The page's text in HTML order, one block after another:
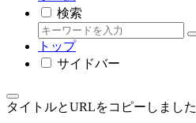
検索
トップ
サイドバー
タイトルとURLをコピーしました